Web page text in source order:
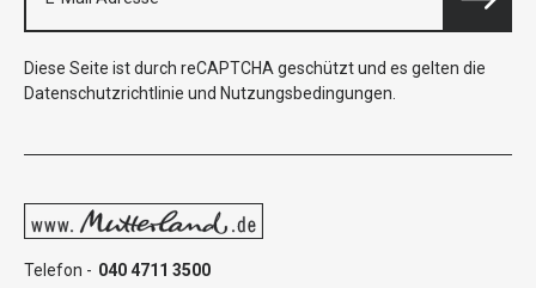
Diese Seite ist durch reCAPTCHA geschützt und es gelten die
Datenschutzrichtlinie und Nutzungsbedingungen
Telefon - 040 4711 3500